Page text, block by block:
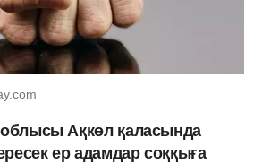
Ақкөл қаласында
ер адамдар соққыға